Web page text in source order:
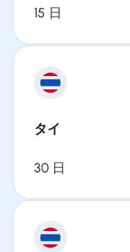
15 日
タイ
30 日